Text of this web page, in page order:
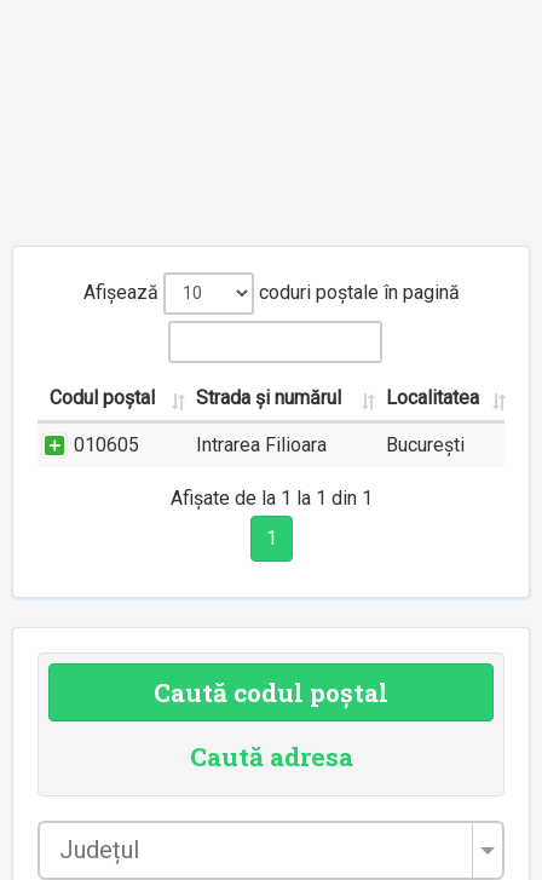
Afișează coduri poștale în pagină
Codul poștal Strada și numărul Localitatea
010605 Intrarea Filioara București
Afișate de la 1 la 1 din 1
1
Caută codul poștal
Caută adresa
Județul